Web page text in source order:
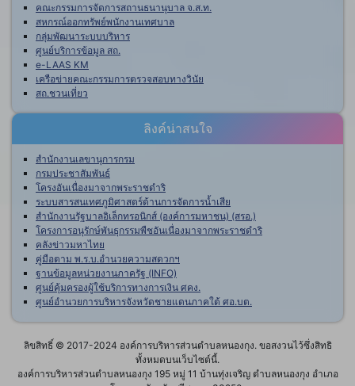
คณะกรรมการจัดการสถานธนานุบาล จ.ส.ท.
สหกรณ์ออกทรัพย์พนักงานเทศบาล
กลุ่มพัฒนาระบบบริหาร
ศูนย์บริการข้อมูล สถ.
e-LAAS KM
เครือข่ายคณะกรรมการตรวจสอบทางวินัย
สถ.ชวนเที่ยว
ลิงค์น่าสนใจ
สำนักงานเลขานุการกรม
กรมประชาสัมพันธ์
โครงอันเนื่องมาจากพระราชดำริ
ระบบสารสนเทศภูมิศาสตร์ด้านการจัดการน้ำเสีย
สำนักงานรัฐบาลอิเล็กทรอนิกส์ (องค์การมหาชน) (สรอ.)
โครงการอนุรักษ์พันธุกรรมพืชอันเนื่องมาจากพระราชดำริ
คลังข่าวมหาไทย
คู่มือตาม พ.ร.บ.อำนวยความสดวกฯ
ฐานข้อมูลหน่วยงานภาครัฐ (INFO)
ศูนย์คุ้มครองผู้ใช้บริการทางการเงิน ศคง.
ศูนย์อำนวยการบริหารจังหวัดชายแดนภาคใต้ ศอ.บต.
ลิขสิทธิ์ © 2017-2024 องค์การบริหารส่วนตำบลหนองกุง. ขอสงวนไว้ซึ่งสิทธิ
ทั้งหมดบนเว็บไซต์นี้.
องค์การบริหารส่วนตำบลหนองกุง 195 หมู่ 11 บ้านทุ่งเจริญ ตำบลหนองกุง อำเภอ